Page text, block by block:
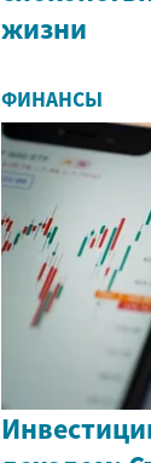
жизни
ФИНАНСЫ